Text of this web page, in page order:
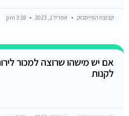
קבוצת הפייסבוק אפריל 1, 2023
אם יש מישהו שרוצה למכור
לקנות